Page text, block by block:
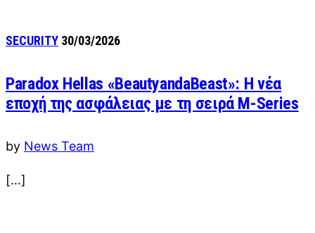
SECURITY 30/03/2026
Paradox Hellas «BeautyandaBeast»: Η νέα
εποχή της ασφάλειας με τη σειρά M-Series
by News Team
[…]